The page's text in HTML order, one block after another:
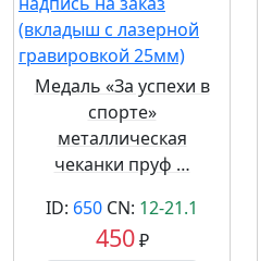
Медаль «За успехи в
спорте»
металлическая
чеканки пруф …
ID: 650 CN: 12-21.1
450₽